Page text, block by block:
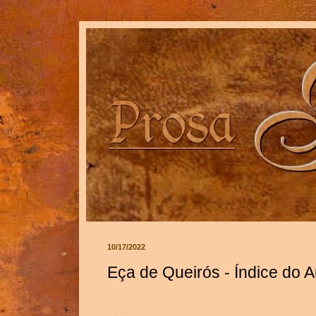
10/17/2022
Eça de Queirós - Índice do